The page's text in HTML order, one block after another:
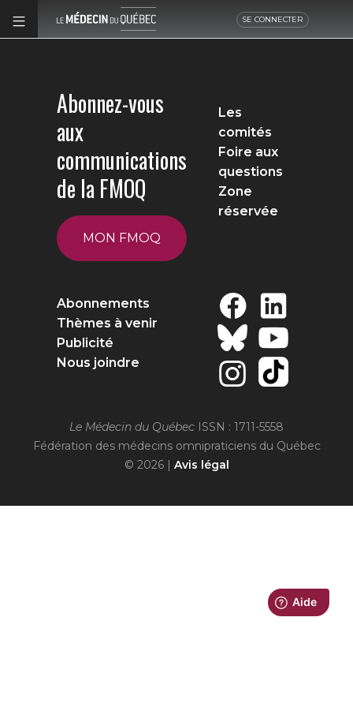
SE CONNECTER
Abonnez-vous
aux
communications
de la FMOQ
MON FMOQ
Les
comités
Foire aux
questions
Zone
réservée
Abonnements
Thèmes à venir
Publicité
Nous joindre
Le Médecin du Québec ISSN : 1711-5558
Fédération des médecins omnipraticiens du Québec
© 2026 | Avis légal